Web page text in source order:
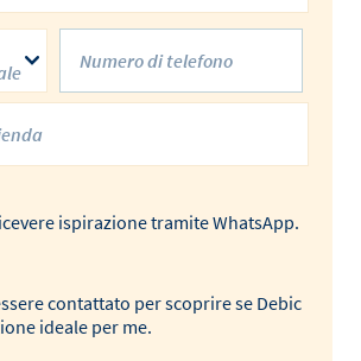
ispirazione tramite WhatsApp.
contattato per scoprire se Debic
ideale per me.